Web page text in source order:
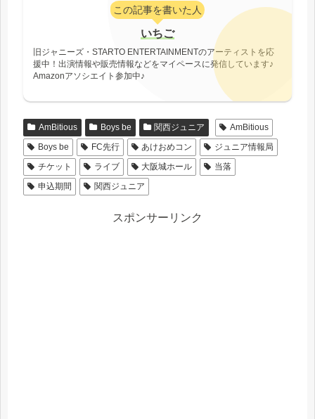
この記事を書いた人
いちご
旧ジャニーズ・STARTO ENTERTAINMENTのアーティストを応
援中！出演情報や販売情報などをマイペースに発信しています♪
Amazonアソシエイト参加中♪
AmBitious Boys be 関西ジュニア
AmBitious
Boys be
FC先行 あけおめコン
ジュニア情報局
チケット
ライブ 大阪城ホール
当落
申込期間
関西ジュニア
スポンサーリンク